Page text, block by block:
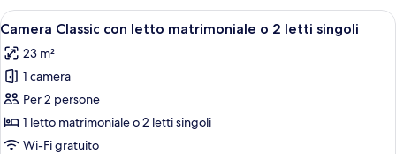
letti
singoli
con
letto
o
2
letti
singoli
Apri
tutte
le
foto
per
Camera
Classic
Camera d'albergo con un letto, una
4
Camera Classic con letto matrimoniale o 2 letti singoli
23 m²
1 camera
Per 2 persone
1 letto matrimoniale o 2 letti singoli
Wi-Fi gratuito